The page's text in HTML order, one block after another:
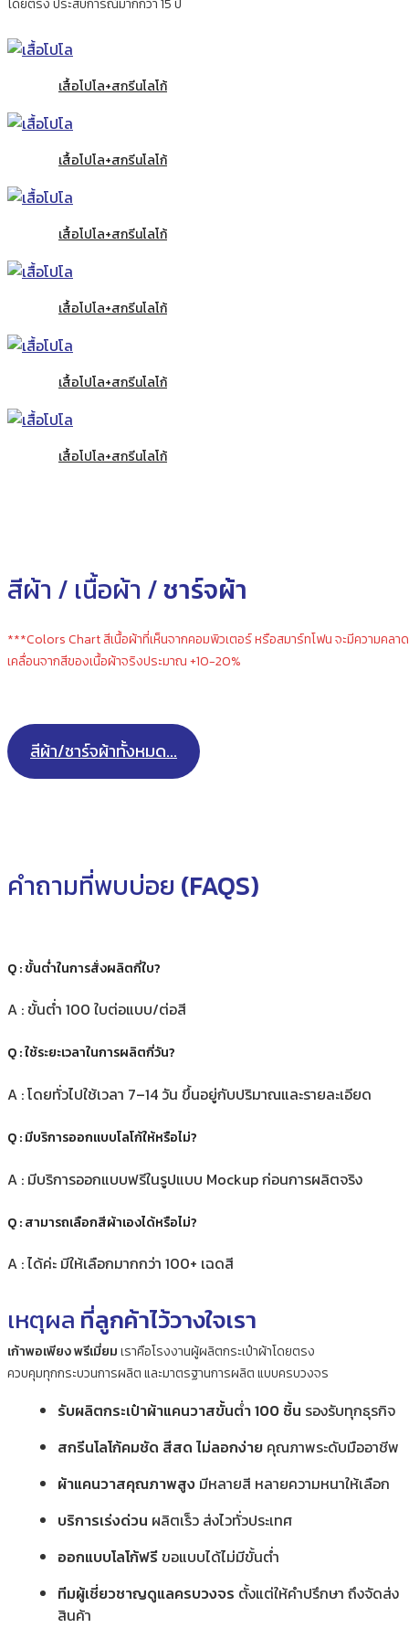
โดยตรง ประสบการณ์มากกว่า 15 ปี
เสื้อโปโล+สกรีนโลโก้
เสื้อโปโล+สกรีนโลโก้
เสื้อโปโล+สกรีนโลโก้
เสื้อโปโล+สกรีนโลโก้
เสื้อโปโล+สกรีนโลโก้
เสื้อโปโล+สกรีนโลโก้
สีผ้า / เนื้อผ้า /ชาร์จผ้า
***Colors Chart สีเนื้อผ้าที่เห็นจากคอมพิวเตอร์ หรือสมาร์ทโฟน จะมีความคลาด
เคลื่อนจากสีของเนื้อผ้าจริงประมาณ +10-20%
สีผ้า/ชาร์จผ้าทั้งหมด...
คำถามที่พบบ่อย (FAQS)
Q : ขั้นต่ำในการสั่งผลิตกี่ใบ?
A : ขั้นต่ำ 100 ใบต่อแบบ/ต่อสี
Q : ใช้ระยะเวลาในการผลิตกี่วัน?
A : โดยทั่วไปใช้เวลา 7–14 วัน ขึ้นอยู่กับปริมาณและรายละเอียด
Q : มีบริการออกแบบโลโก้ให้หรือไม่?
A : มีบริการออกแบบฟรีในรูปแบบ Mockup ก่อนการผลิตจริง
Q : สามารถเลือกสีผ้าเองได้หรือไม่?
A : ได้ค่ะ มีให้เลือกมากกว่า 100+ เฉดสี
เหตุผล ที่ลูกค้าไว้วางใจเรา
เก้าพอเพียง พรีเมี่ยมเราคือโรงงานผู้ผลิตกระเป๋าผ้าโดยตรง
ควบคุมทุกกระบวนการผลิต และมาตรฐานการผลิต แบบครบวงจร
รับผลิตกระเป๋าผ้าแคนวาสขั้นต่ำ 100 ชิ้น รองรับทุกธุรกิจ
สกรีนโลโก้คมชัด สีสด ไม่ลอกง่าย คุณภาพระดับมืออาชีพ
ผ้าแคนวาสคุณภาพสูง มีหลายสี หลายความหนาให้เลือก
บริการเร่งด่วน ผลิตเร็ว ส่งไวทั่วประเทศ
ออกแบบโลโก้ฟรี ขอแบบได้ไม่มีขั้นต่ำ
ทีมผู้เชี่ยวชาญดูแลครบวงจร ตั้งแต่ให้คำปรึกษา ถึงจัดส่ง
สินค้า